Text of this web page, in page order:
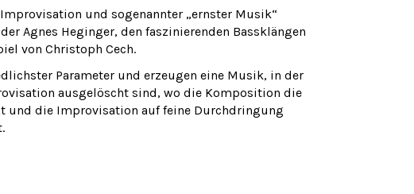
und sogenannter „ernster Musik“
Agnes Heginger, den faszinierenden Bassklängen
von Christoph Cech.
Parameter und erzeugen eine Musik, in der
ausgelöscht sind, wo die Komposition die
und die Improvisation auf feine Durchdringung